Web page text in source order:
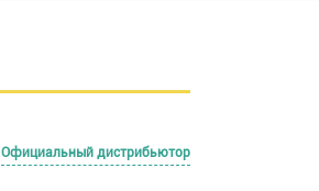
Официальный дистрибьютор